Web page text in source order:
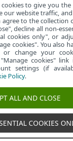
to give you
our website traffic,
agree to the collection
decline all non-
cookies only", or
cookies". You also
change your
cookies"
settings (if
Policy.
ALL AND CLOSE
COOKIES